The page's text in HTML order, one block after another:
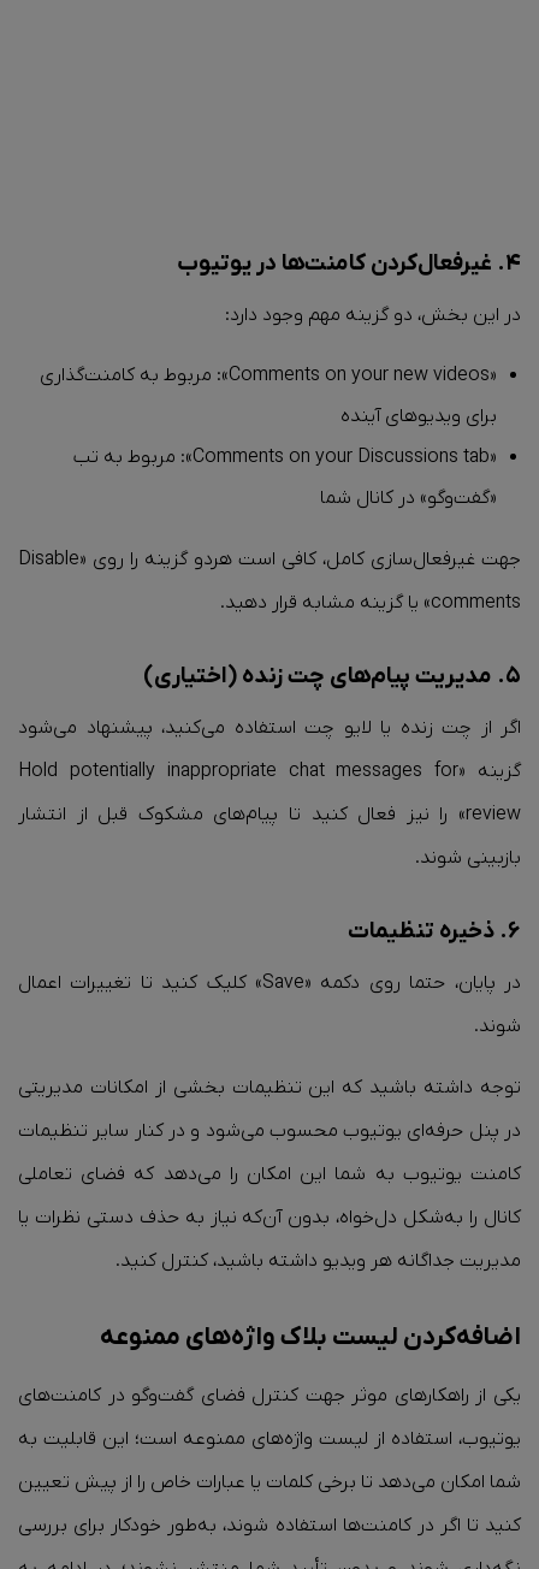
۴. غیرفعال‌کردن کامنت‌ها در یوتیوب
در این بخش، دو گزینه مهم وجود دارد:
«Comments on your new videos»: مربوط به کامنت‌گذاری
برای ویدیوهای آینده
«Comments on your Discussions tab»: مربوط به تب
«گفت‌وگو» در کانال شما
جهت غیرفعال‌سازی کامل، کافی است هردو گزینه را روی «Disable
comments» یا گزینه مشابه قرار دهید.
۵. مدیریت پیام‌های چت زنده (اختیاری)
اگر از چت زنده یا لایو چت استفاده می‌کنید، پیشنهاد می‌شود
گزینه «Hold potentially inappropriate chat messages for
review» را نیز فعال کنید تا پیام‌های مشکوک قبل از انتشار
بازبینی شوند.
۶. ذخیره تنظیمات
در پایان، حتما روی دکمه «Save» کلیک کنید تا تغییرات اعمال
شوند.
توجه داشته باشید که این تنظیمات بخشی از امکانات مدیریتی
در پنل حرفه‌ای یوتیوب محسوب می‌شود و در کنار سایر تنظیمات
کامنت یوتیوب به شما این امکان را می‌دهد که فضای تعاملی
کانال را به‌شکل دل‌خواه، بدون آن‌که نیاز به حذف دستی نظرات یا
مدیریت جداگانه هر ویدیو داشته باشید، کنترل کنید.
اضافه‌کردن لیست بلاک واژه‌های ممنوعه
یکی از راهکارهای موثر جهت کنترل فضای گفت‌وگو در کامنت‌های
یوتیوب، استفاده از لیست واژه‌های ممنوعه است؛ این قابلیت به
شما امکان می‌دهد تا برخی کلمات یا عبارات خاص را از پیش تعیین
کنید تا اگر در کامنت‌ها استفاده شوند، به‌طور خودکار برای بررسی